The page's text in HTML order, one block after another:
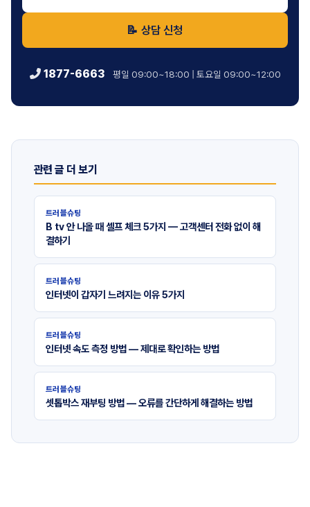
📝 상담 신청
1877-6663 평일 09:00~18:00 | 토요일 09:00~12:00
관련 글 더 보기
트러블슈팅
B tv 안 나올 때 셀프 체크 5가지 — 고객센터 전화 없이 해
결하기
트러블슈팅
인터넷이 갑자기 느려지는 이유 5가지
트러블슈팅
인터넷 속도 측정 방법 — 제대로 확인하는 방법
트러블슈팅
셋톱박스 재부팅 방법 — 오류를 간단하게 해결하는 방법